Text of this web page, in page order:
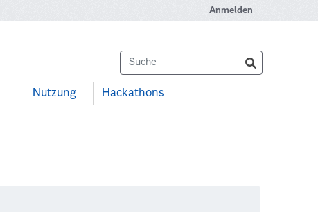
Anmelden
Nutzung Hackathons